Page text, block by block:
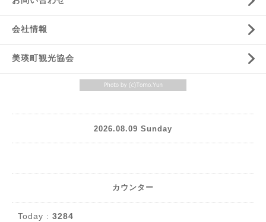
会社情報
美瑛町観光協会
2026.08.09 Sunday
カウンター
Today : 3284